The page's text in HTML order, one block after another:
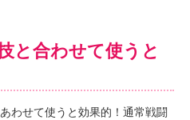
と合わせて使うと
わせて使うと効果的！通常戦闘